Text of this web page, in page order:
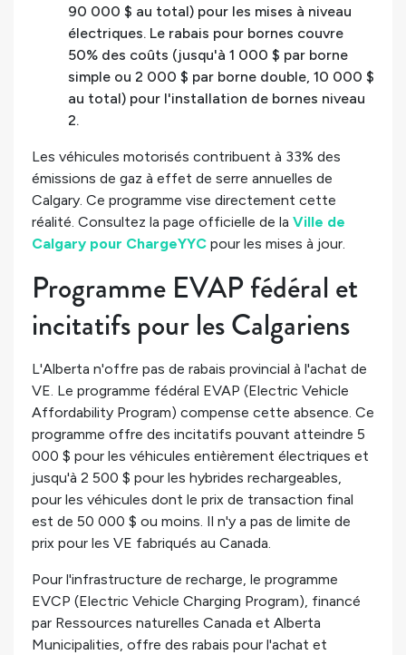
90 000 $ au total) pour les mises à niveau
électriques. Le rabais pour bornes couvre
50% des coûts (jusqu'à 1 000 $ par borne
simple ou 2 000 $ par borne double, 10 000 $
au total) pour l'installation de bornes niveau
2.
Les véhicules motorisés contribuent à 33% des
émissions de gaz à effet de serre annuelles de
Calgary. Ce programme vise directement cette
réalité. Consultez la page officielle de la Ville de
Calgary pour ChargeYYC pour les mises à jour.
Programme EVAP fédéral et
incitatifs pour les Calgariens
L'Alberta n'offre pas de rabais provincial à l'achat de
VE. Le programme fédéral EVAP (Electric Vehicle
Affordability Program) compense cette absence. Ce
programme offre des incitatifs pouvant atteindre 5
000 $ pour les véhicules entièrement électriques et
jusqu'à 2 500 $ pour les hybrides rechargeables,
pour les véhicules dont le prix de transaction final
est de 50 000 $ ou moins. Il n'y a pas de limite de
prix pour les VE fabriqués au Canada.
Pour l'infrastructure de recharge, le programme
EVCP (Electric Vehicle Charging Program), financé
par Ressources naturelles Canada et Alberta
Municipalities, offre des rabais pour l'achat et